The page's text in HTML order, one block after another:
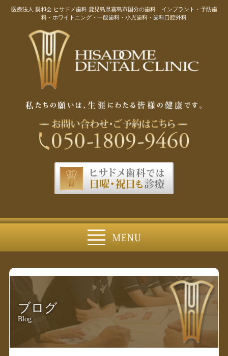
医療法人 親和会 ヒサドメ歯科 鹿児島県霧島市国分の歯科 インプラント・予防歯
科・ホワイトニング・一般歯科・小児歯科・歯科口腔外科
ブログ
Blog